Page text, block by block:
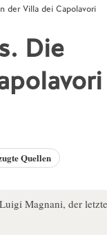
der Villa dei Capolavori
Die
Quellen
Magnani, der letzte